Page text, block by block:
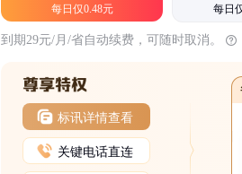
每日仅0.48元 每日
到期29元/月/省自动续费，可随时取消。
标讯详情查看
关键电话直连